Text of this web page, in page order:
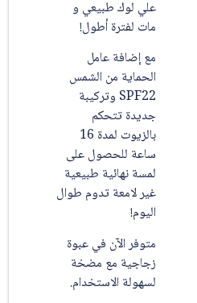
علي لوك طبيعي و
مات لفترة أطول!
مع إضافة عامل
الحماية من الشمس
SPF22 وتركيبة
جديدة تتحكم
بالزيوت لمدة 16
ساعة للحصول على
لمسة نهائية طبيعية
غير لامعة تدوم طوال
اليوم!
متوفر الآن في عبوة
زجاجية مع مضخة
لسهولة الاستخدام.